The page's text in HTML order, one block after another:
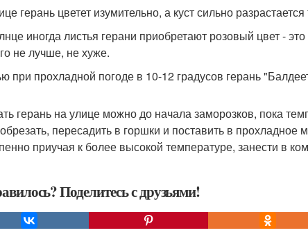
герань цветет изумительно, а куст сильно
иногда листья герани приобретают розовый цвет -
не лучше, не хуже.
при прохладной погоде в 10-12 градусов герань
герань на улице можно до начала заморозков, пока
пересадить в горшки и поставить в
приучая к более высокой температуре, занести в
Поделитесь с друзьями!